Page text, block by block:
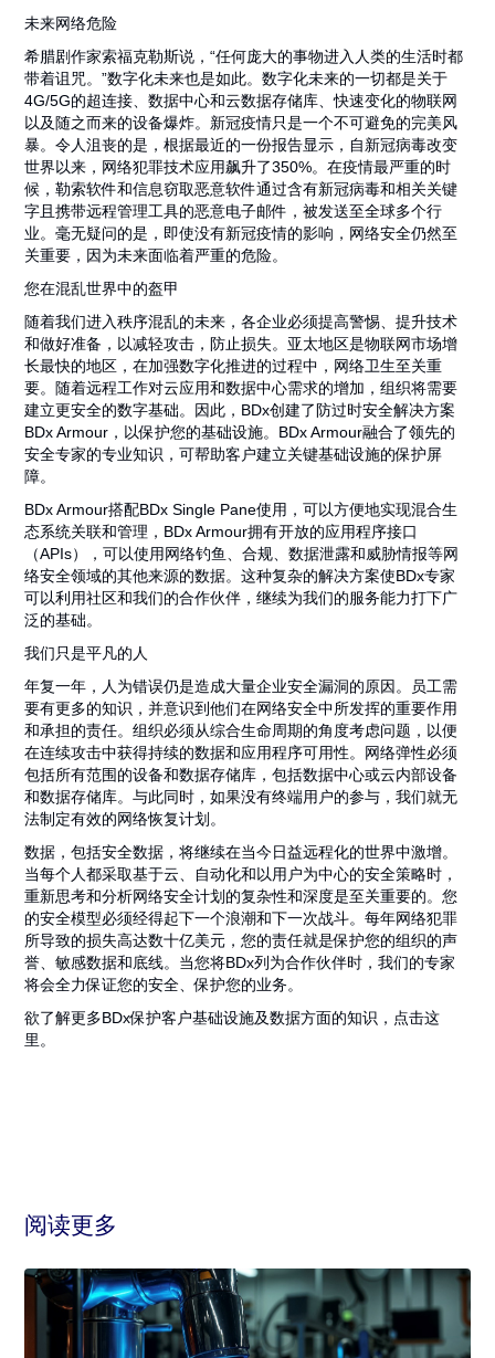
未来网络危险
希腊剧作家索福克勒斯说，“任何庞大的事物进入人类的生活时都
带着诅咒。”数字化未来也是如此。数字化未来的一切都是关于
4G/5G的超连接、数据中心和云数据存储库、快速变化的物联网
以及随之而来的设备爆炸。新冠疫情只是一个不可避免的完美风
暴。令人沮丧的是，根据最近的一份报告显示，自新冠病毒改变
世界以来，网络犯罪技术应用飙升了350%。在疫情最严重的时
候，勒索软件和信息窃取恶意软件通过含有新冠病毒和相关关键
字且携带远程管理工具的恶意电子邮件，被发送至全球多个行
业。毫无疑问的是，即使没有新冠疫情的影响，网络安全仍然至
关重要，因为未来面临着严重的危险。‍‍
您在混乱世界中的盔甲
随着我们进入秩序混乱的未来，各企业必须提高警惕、提升技术
和做好准备，以减轻攻击，防止损失。亚太地区是物联网市场增
长最快的地区，在加强数字化推进的过程中，网络卫生至关重
要。随着远程工作对云应用和数据中心需求的增加，组织将需要
建立更安全的数字基础。因此，BDx创建了防过时安全解决方案
BDx Armour，以保护您的基础设施。BDx Armour融合了领先的
安全专家的专业知识，可帮助客户建立关键基础设施的保护屏
障。
BDx Armour搭配BDx Single Pane使用，可以方便地实现混合生
态系统关联和管理，BDx Armour拥有开放的应用程序接口
（APIs），可以使用网络钓鱼、合规、数据泄露和威胁情报等网
络安全领域的其他来源的数据。这种复杂的解决方案使BDx专家
可以利用社区和我们的合作伙伴，继续为我们的服务能力打下广
泛的基础。‍
我们只是平凡的人
年复一年，人为错误仍是造成大量企业安全漏洞的原因。员工需
要有更多的知识，并意识到他们在网络安全中所发挥的重要作用
和承担的责任。组织必须从综合生命周期的角度考虑问题，以便
在连续攻击中获得持续的数据和应用程序可用性。网络弹性必须
包括所有范围的设备和数据存储库，包括数据中心或云内部设备
和数据存储库。与此同时，如果没有终端用户的参与，我们就无
法制定有效的网络恢复计划。
数据，包括安全数据，将继续在当今日益远程化的世界中激增。
当每个人都采取基于云、自动化和以用户为中心的安全策略时，
重新思考和分析网络安全计划的复杂性和深度是至关重要的。您
的安全模型必须经得起下一个浪潮和下一次战斗。每年网络犯罪
所导致的损失高达数十亿美元，您的责任就是保护您的组织的声
誉、敏感数据和底线。当您将BDx列为合作伙伴时，我们的专家
将会全力保证您的安全、保护您的业务。
欲了解更多BDx保护客户基础设施及数据方面的知识，点击这
里。
阅读更多